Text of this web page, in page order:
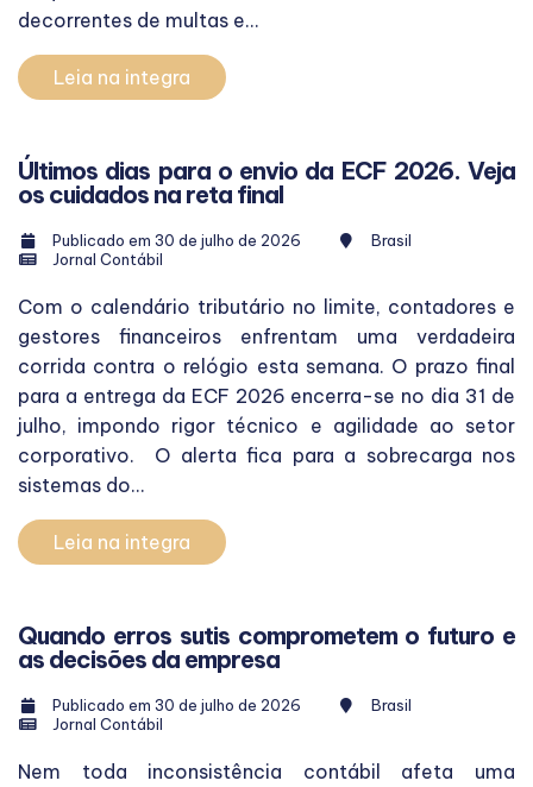
decorrentes de multas e...
Leia na integra
Últimos dias para o envio da ECF 2026. Veja
os cuidados na reta final
Publicado em 30 de julho de 2026
Brasil
Jornal Contábil
Com o calendário tributário no limite, contadores e
gestores financeiros enfrentam uma verdadeira
corrida contra o relógio esta semana. O prazo final
para a entrega da ECF 2026 encerra-se no dia 31 de
julho, impondo rigor técnico e agilidade ao setor
corporativo. O alerta fica para a sobrecarga nos
sistemas do...
Leia na integra
Quando erros sutis comprometem o futuro e
as decisões da empresa
Publicado em 30 de julho de 2026
Brasil
Jornal Contábil
Nem toda inconsistência contábil afeta uma